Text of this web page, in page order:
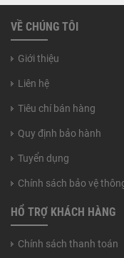
VỀ CHÚNG TÔI
Giới thiệu
Liên hệ
Tiêu chí bán hàng
Quy định bảo hành
Tuyển dụng
Chính sách bảo vệ
HỔ TRỢ KHÁCH HÀNG
Chính sách thanh toán